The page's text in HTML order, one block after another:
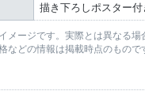
描き下ろしポスター付
メージです。実際とは異なる場
などの情報は掲載時点のもの